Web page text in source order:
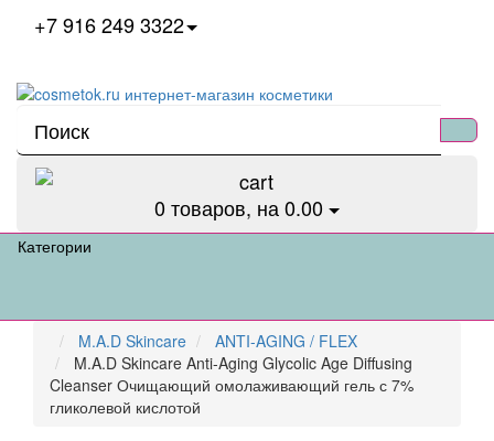
+7 916 249 3322
0товаров, на 0.00
Категории
M.A.D Skincare
ANTI-AGING / FLEX
M.A.D Skincare Anti-Aging Glycolic Age Diffusing
Cleanser Очищающий омолаживающий гель с 7%
гликолевой кислотой